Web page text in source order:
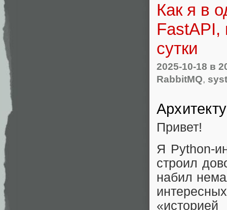
Как я в
FastAPI,
сутки
2025-10-18 в
RabbitMQ,
Привет!
Я Python-
строил
набил